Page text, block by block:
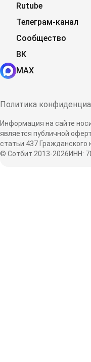
Rutube
Телеграм-канал
Сообщество
ВК
MAX
Политика
Информация на сайте
является публичной
статьи 437 Гражданского
© Сотбит 2013-2026ИНН: